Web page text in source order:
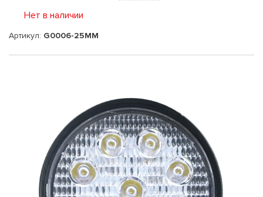
Нет в наличии
Артикул: G0006-25MM